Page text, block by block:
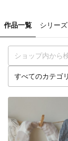
作品一覧 シリーズ